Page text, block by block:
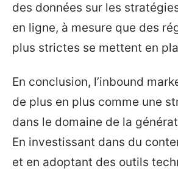
des données sur les
en ligne, à mesure que des
plus strictes se mettent en
En conclusion, l’inbound
de plus en plus comme une
dans le domaine de la
En investissant dans du
et en adoptant des outils